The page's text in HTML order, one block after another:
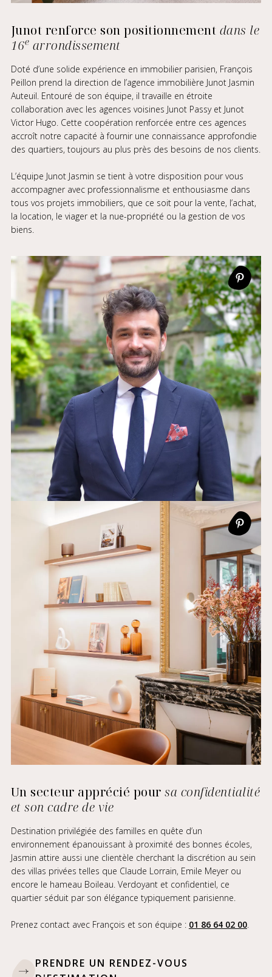
Junot renforce son positionnement dans le
16e arrondissement
Doté d’une solide expérience en immobilier parisien, François
Peillon prend la direction de l’agence immobilière Junot Jasmin
Auteuil. Entouré de son équipe, il travaille en étroite
collaboration avec les agences voisines Junot Passyet Junot
Victor Hugo . Cette coopération renforcée entre ces agences
accroît notre capacité à fournir une connaissance approfondie
des quartiers, toujours au plus près des besoins de nos clients.
L’équipe Junot Jasmin se tient à votre disposition pour vous
accompagner avec professionnalisme et enthousiasme dans
tous vos projets immobiliers, que ce soit pour la vente, l’achat,
la location, le viager et la nue-propriété ou la gestion de vos
biens.
Un secteur apprécié poursa confidentialité
et son cadre de vie
Destination privilégiée des familles en quête d’un
environnement épanouissant à proximité des bonnes écoles,
Jasmin attire aussi une clientèle cherchant la discrétion au sein
des villas privées telles que Claude Lorrain, Emile Meyer ou
encore le hameau Boileau. Verdoyant et confidentiel, ce
quartier séduit par son élégance typiquement parisienne.
Prenez contact avec François et son équipe : 01 86 64 02 00.
PRENDRE UN RENDEZ-VOUS